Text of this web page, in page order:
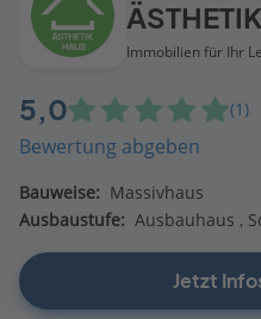
Immobilien für Ihr
5,0 (1)
Bewertung abgeben
Bauweise: Massivhaus
Ausbaustufe: Ausbauhaus
Jetzt